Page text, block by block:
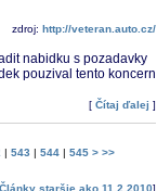
zdroj: http://veteran.auto.cz/
nabidku s pozadavky
pouzival tento koncern
[ Čítaj ďalej ]
| 543 | 544| 545 > >>
Články staršie ako 11.2.2010]